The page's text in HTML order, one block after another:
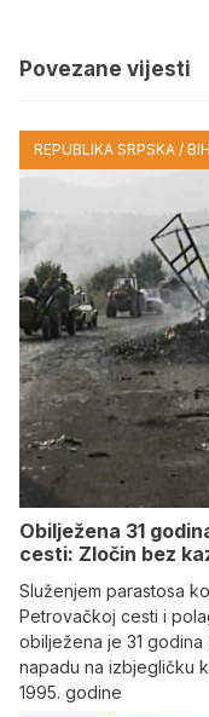
Povezane vijesti
REPUBLIKA SRPSKA / BIH
Obilježena 31
cesti: Zločin bez
Služenjem parastosa
Petrovačkoj cesti i
obilježena je 31
napadu na izbjegličku
1995. godine